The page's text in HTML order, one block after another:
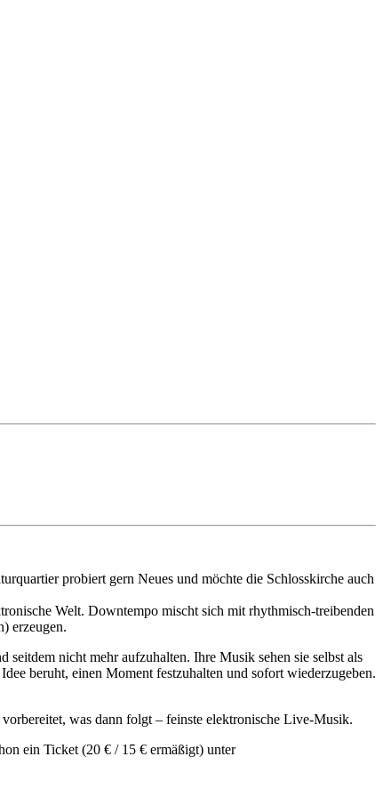
probiert gern Neues und möchte die Schlosskirche auch
Welt. Downtempo mischt sich mit rhythmisch-treibenden
erzeugen.
nicht mehr aufzuhalten. Ihre Musik sehen sie selbst als
beruht, einen Moment festzuhalten und sofort wiederzugeben.
was dann folgt – feinste elektronische Live-Musik.
ein Ticket (20 € / 15 € ermäßigt) unter